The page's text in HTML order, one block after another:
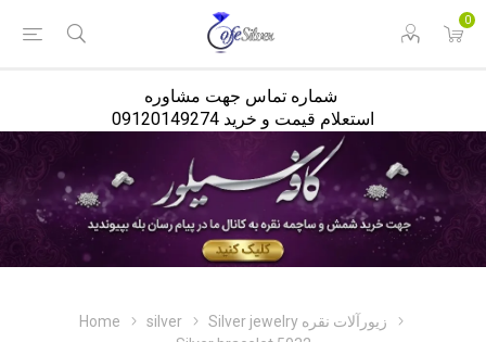
0
استعلام قیمت و خرید 09120149274
Home silver
Silver jewelry زیورآلات نقره